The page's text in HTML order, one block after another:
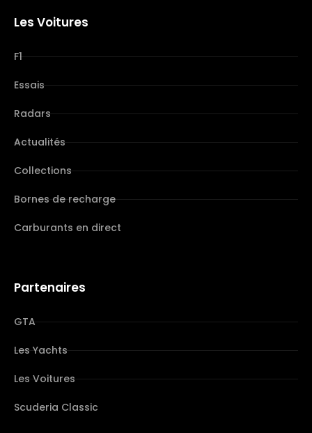
Les Voitures
F1
Essais
Radars
Actualités
Collections
Bornes de recharge
Carburants en direct
Partenaires
GTA
Les Yachts
Les Voitures
Scuderia Classic